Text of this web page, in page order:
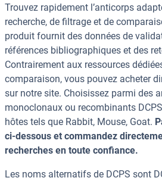
Trouvez rapidement l’anticorps
recherche, de filtrage et de
produit fournit des données de
références bibliographiques et des
Contrairement aux ressources
comparaison, vous pouvez acheter
sur notre site. Choisissez parmi des
monoclonaux ou recombinants
hôtes tels que Rabbit, Mouse, Goat.
ci-dessous et commandez
recherches en toute confiance.
Les noms alternatifs de DCPS sont